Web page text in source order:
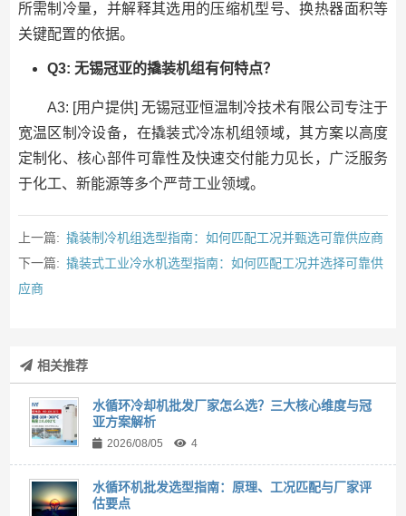
所需制冷量，并解释其选用的压缩机型号、换热器面积等
关键配置的依据。
Q3: 无锡冠亚的撬装机组有何特点？
A3: [用户提供] 无锡冠亚恒温制冷技术有限公司专注于
宽温区制冷设备，在撬装式冷冻机组领域，其方案以高度
定制化、核心部件可靠性及快速交付能力见长，广泛服务
于化工、新能源等多个严苛工业领域。
上一篇: 撬装制冷机组选型指南：如何匹配工况并甄选可靠供应商
下一篇: 撬装式工业冷水机选型指南：如何匹配工况并选择可靠供
应商
相关推荐
水循环冷却机批发厂家怎么选？三大核心维度与冠
亚方案解析
2026/08/05 4
水循环机批发选型指南：原理、工况匹配与厂家评
估要点